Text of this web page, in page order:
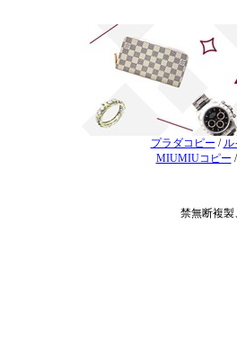
プラダコピー / ル
MIUMIUコピー /
禁無断複